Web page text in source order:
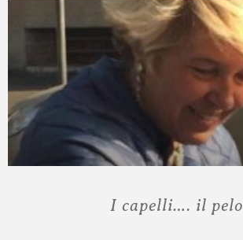
I capelli…. il pelo